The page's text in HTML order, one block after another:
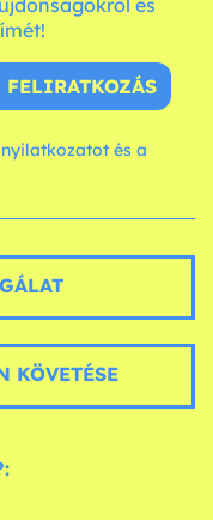
és
FELIRATKOZÁS
és a
KÖVETÉSE